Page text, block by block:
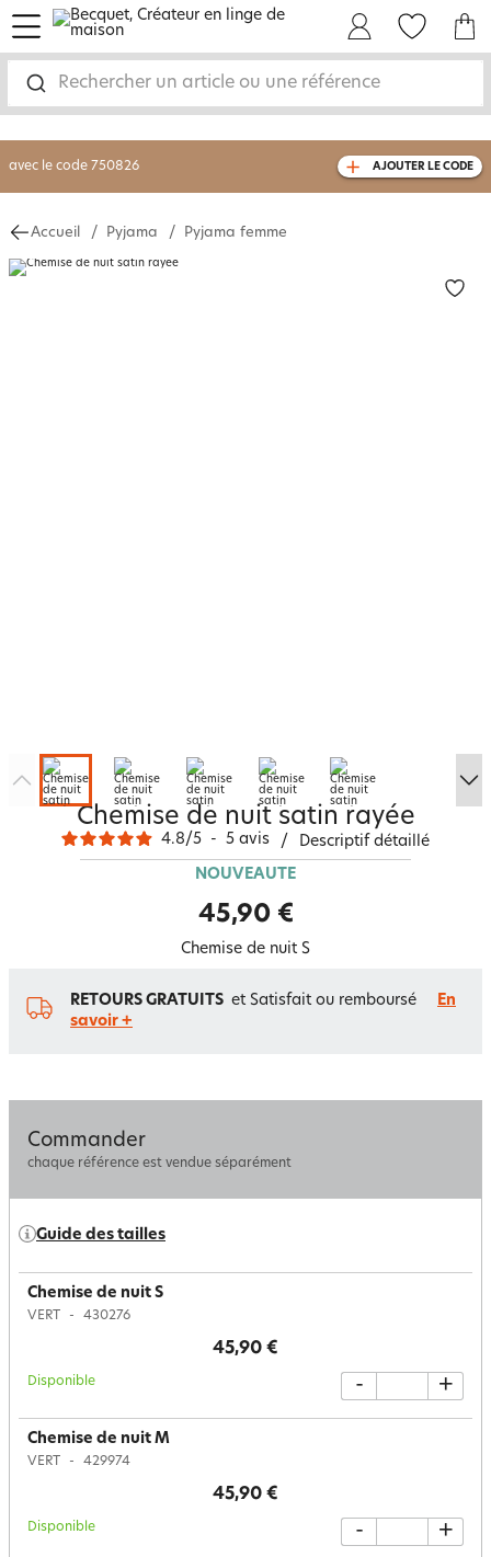
Rechercher un article ou une référence
menu
-30% sur votre commandedès 2 articles
livraison GRATUITEdès 110€ d'achat
avec le code 750826 AJOUTER LE CODE
Accueil Pyjama Pyjama femme
Chemise de nuit satin rayée
4.8/5 - 5 avis / Descriptif détaillé
NOUVEAUTÉ
45,90 €
Chemise de nuit S
RETOURS GRATUITS et Satisfait ou remboursé
En
savoir +
Commander
chaque référence est vendue séparément
Guide des tailles
Chemise de nuit S
VERT 430276
45,90 €
Disponible - +
Chemise de nuit M
VERT 429974
45,90 €
Disponible - +